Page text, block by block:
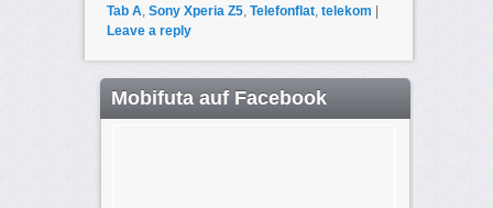
Tab A Sony Xperia Z5, Telefonflat, telekom |
Leave a reply
Mobifuta auf Facebook